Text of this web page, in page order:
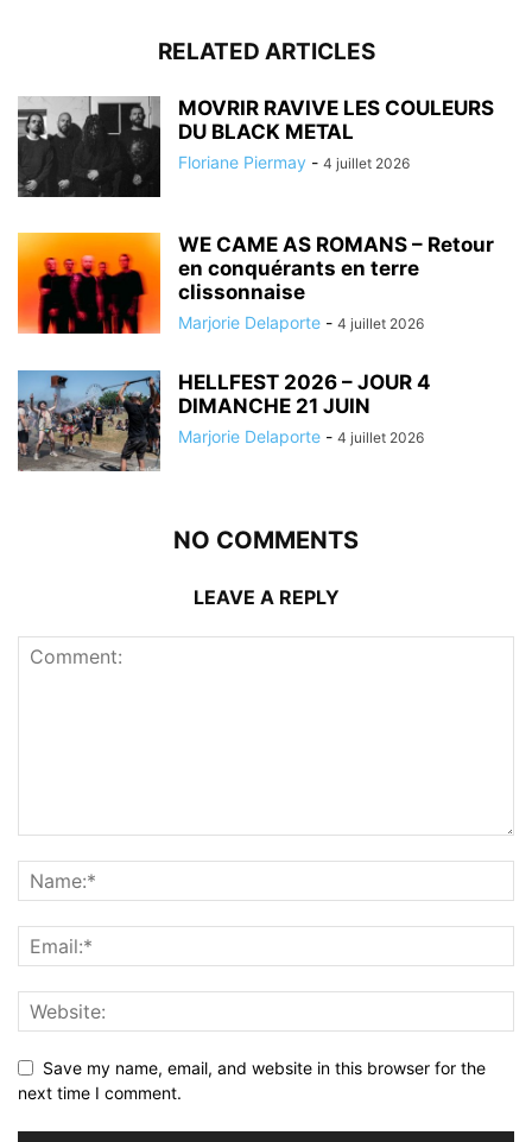
RELATED ARTICLES
MOVRIR RAVIVE LES COULEURS
DU BLACK METAL
Floriane Piermay - 4 juillet 2026
WE CAME AS ROMANS – Retour
en conquérants en terre
clissonnaise
Marjorie Delaporte - 4 juillet 2026
HELLFEST 2026 – JOUR 4
DIMANCHE 21 JUIN
Marjorie Delaporte - 4 juillet 2026
NO COMMENTS
LEAVE A REPLY
Save my name, email, and website in this browser for the
next time I comment.